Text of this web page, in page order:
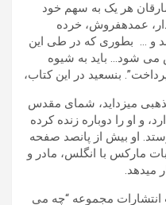
ھر يک به سھم خود
عمدهفروش، خرده
و … بطوری که در طی اين
می شود… بايد به شيوه
بنسعيد در اين کتاب،
میزدايد، شمای مقدس
و او را دوباره زنده کرده
او بيش از پانصد صفحه
مارکس با انگلس، مادر و
میدھد.
مجموعه “چه می